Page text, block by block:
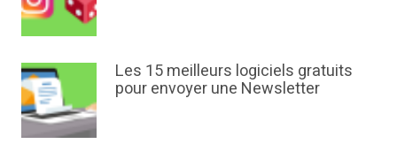
Les 15 meilleurs logiciels gratuits
pour envoyer une Newsletter